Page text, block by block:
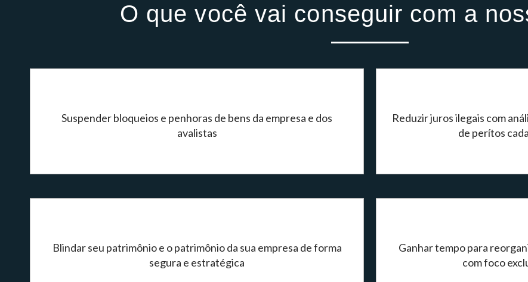
O que você vai conseguir com a
Suspender bloqueios e penhoras de bens da empresa e dos
avalistas
Reduzir juros ilegais com
de perítos
Blindar seu patrimônio e o patrimônio da sua empresa de forma
segura e estratégica
Ganhar tempo para
com foco